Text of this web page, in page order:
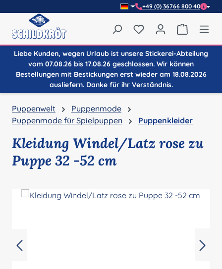
+49 (0) 36766 800 40
Du hast 0 Produkte
Liebe Kunden, wegen Urlaub ist unsere Stickerei-Abteilung
vom 07.08.26 bis 17.08.26 geschlossen. Wir können
Bestellungen mit Bestickungen erst wieder am 18.08.2026
ausliefern. Danke für ihr Verständnis.
Puppenwelt
Puppenmode
Puppenmode für Spielpuppen
Puppenkleider
Kleidung Windel/Latz rose zu
Puppe 32 -52 cm